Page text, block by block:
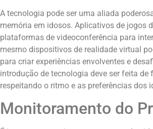
A tecnologia pode ser uma aliada
memória em idosos. Aplicativos de jogos
plataformas de videoconferência para
mesmo dispositivos de realidade virtual
para criar experiências envolventes e
introdução de tecnologia deve ser feita de
respeitando o ritmo e as preferências dos
Monitoramento do